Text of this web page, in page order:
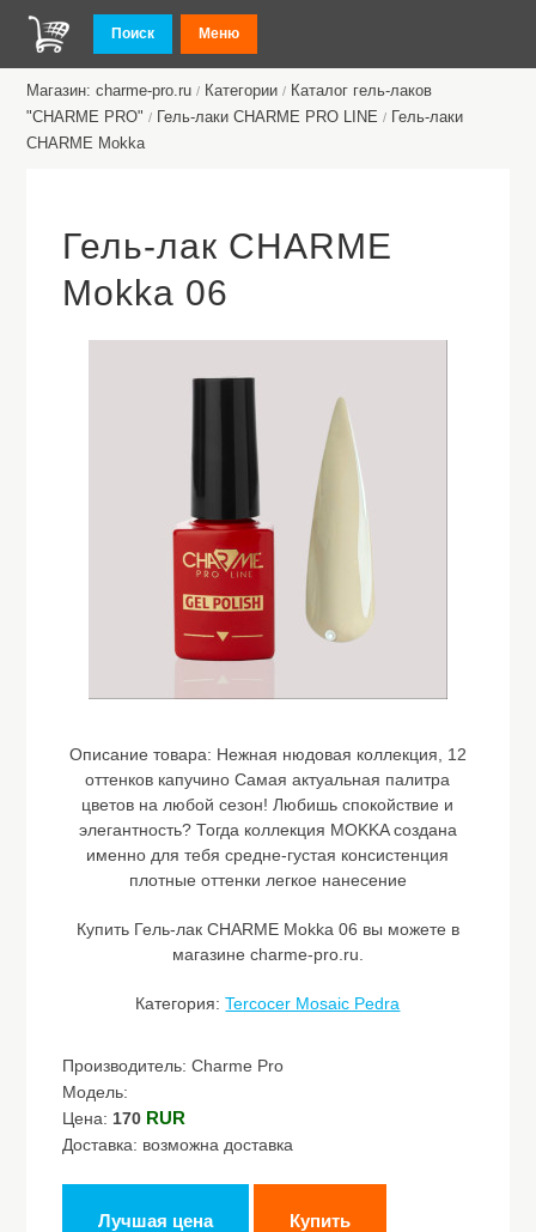
Поиск Меню
Магазин: charme-pro.ru / Категории / Каталог гель-лаков
"CHARME PRO" / Гель-лаки CHARME PRO LINE / Гель-лаки
CHARMЕ Mokka
Гель-лак CHARME
Mokka 06
Описание товара: Нежная нюдовая коллекция, 12
оттенков капучино Самая актуальная палитра
цветов на любой сезон! Любишь спокойствие и
элегантность? Тогда коллекция MOKKA создана
именно для тебя средне-густая консистенция
плотные оттенки легкое нанесение
Купить Гель-лак CHARME Mokka 06 вы можете в
магазине charme-pro.ru.
Категория:Tercocer Mosaic Pedra
Производитель: Charme Pro
Модель:
Цена: 170 RUR
Доставка: возможна доставка
Лучшая цена Купить